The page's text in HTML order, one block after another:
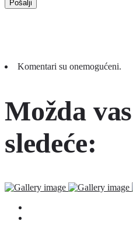
Komentari su onemogućeni.
Možda
sledeće: